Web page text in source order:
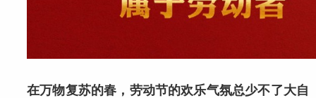
在万物复苏的春，劳动节的欢乐气氛总少不了大自